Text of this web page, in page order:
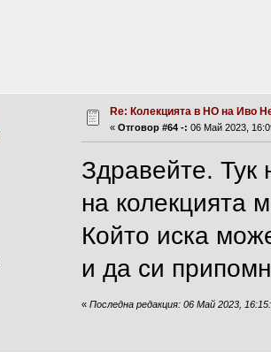
Re: Колекцията в НО на Иво
«Отговор #64 -: 06 Май 2023,
Здравейте.
на колекцията
Който иска
и да си
«Последна редакция: 06 Май 2023,